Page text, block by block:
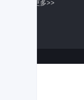
了解更多>>